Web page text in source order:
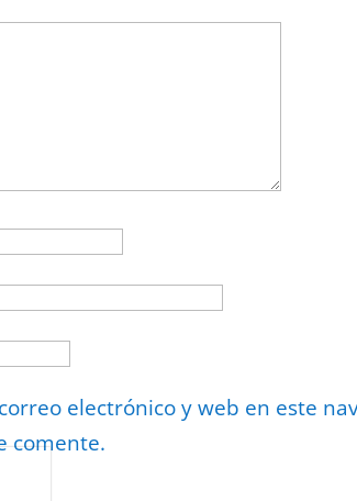
electrónico y web en este
comente.